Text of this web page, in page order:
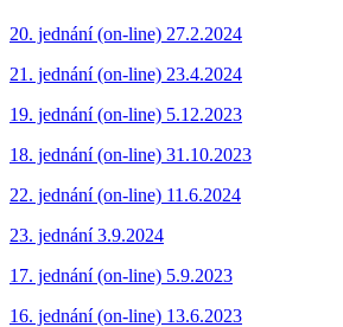
20. jednání (on-line) 27.2.2024
21. jednání (on-line) 23.4.2024
19. jednání (on-line) 5.12.2023
18. jednání (on-line) 31.10.2023
22. jednání (on-line) 11.6.2024
23. jednání 3.9.2024
17. jednání (on-line) 5.9.2023
16. jednání (on-line) 13.6.2023